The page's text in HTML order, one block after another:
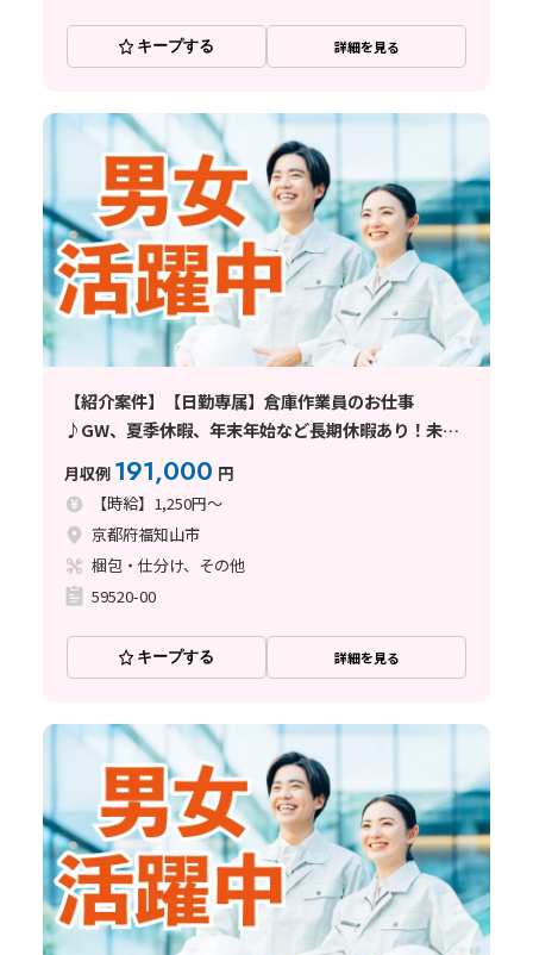
キープする 詳細を見る
【紹介案件】【日勤専属】倉庫作業員のお仕事
♪GW、夏季休暇、年末年始など長期休暇あり！未経
験から25万円以上可能
月収例 191,000 円
【時給】1,250円～
京都府福知山市
梱包・仕分け、その他
59520-00
キープする 詳細を見る